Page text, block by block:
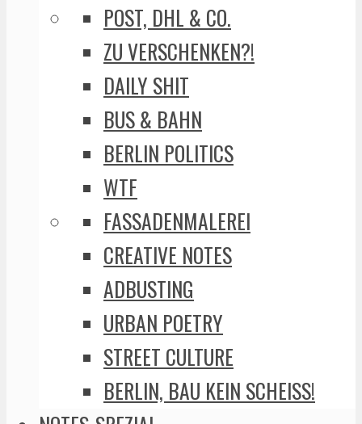
POST, DHL & CO.
ZU VERSCHENKEN?!
DAILY SHIT
BUS & BAHN
BERLIN POLITICS
WTF
FASSADENMALEREI
CREATIVE NOTES
ADBUSTING
URBAN POETRY
STREET CULTURE
BERLIN, BAU KEIN SCHEISS!